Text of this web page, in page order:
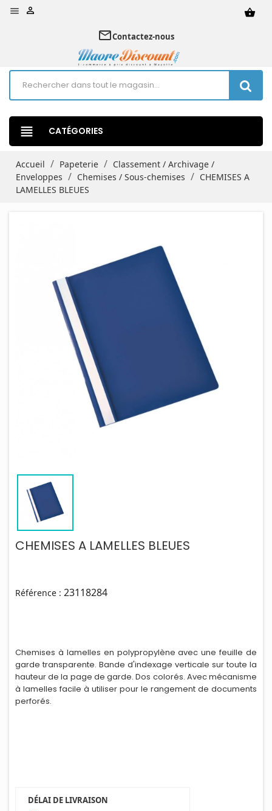
 shopping_basket

mail_outlineContactez-nous
view_headline CATÉGORIES
Accueil Papeterie
Classement / Archivage /
Enveloppes
Chemises / Sous-chemises
CHEMISES A
LAMELLES BLEUES
CHEMISES A LAMELLES BLEUES
Référence : 23118284
Chemises à lamelles en polypropylène avec une feuille de
garde transparente. Bande d'indexage verticale sur toute la
hauteur de la page de garde. Dos colorés. Avec mécanisme
à lamelles facile à utiliser pour le rangement de documents
perforés.
DÉLAI DE LIVRAISON